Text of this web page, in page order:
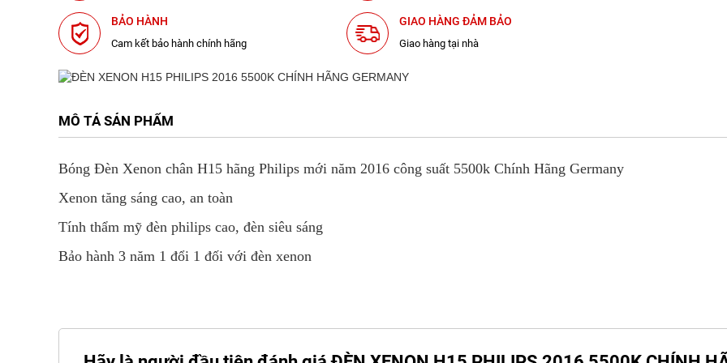
BẢO HÀNH
Cam kết bảo hành chính hãng
GIAO HÀNG ĐẢM BẢO
Giao hàng tại nhà
MÔ TẢ SẢN PHẨM
Bóng Đèn Xenon chân H15 hãng Philips mới năm 2016 công suất 5500k Chính Hãng Germany
Xenon tăng sáng cao, an toàn
Tính thẩm mỹ đèn philips cao, đèn siêu sáng
Bảo hành 3 năm 1 đổi 1 đối với đèn xenon